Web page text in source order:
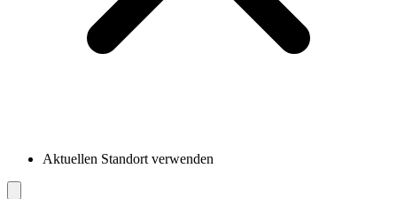
Aktuellen Standort verwenden